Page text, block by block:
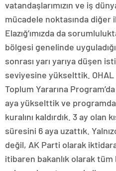
vatandaşlarımızın ve iş
mücadele noktasında diğer
Elazığ’ımızda da
bölgesi genelinde
sonrası yarı yarıya düşen
seviyesine yükselttik.
Toplum Yararına Program’da
aya yükselttik ve
kuralını kaldırdık. 3 ay olan
süresini 6 aya uzattık.
değil, AK Parti olarak
itibaren bakanlık olarak